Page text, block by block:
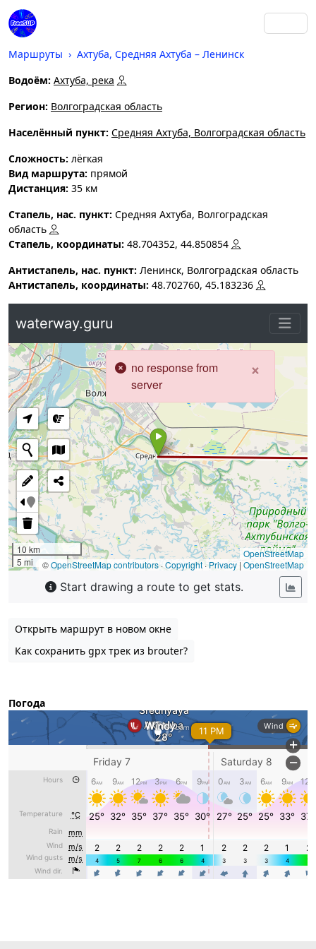
Маршруты
Ахтуба, Средняя Ахтуба – Ленинск
Водоём: Ахтуба, река
Регион: Волгоградская область
Населённый пункт: Средняя Ахтуба, Волгоградская область
Cложность: лёгкая
Вид маршрута: прямой
Дистанция: 35 км
Стапель, нас. пункт: Средняя Ахтуба, Волгоградская
область
Стапель, координаты: 48.704352, 44.850854
Антистапель, нас. пункт: Ленинск, Волгоградская область
Антистапель, координаты: 48.702760, 45.183236
Открыть маршрут в новом окне
Как сохранить gpx трек из brouter?
Погода